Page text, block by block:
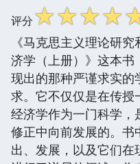
评分☆☆☆☆
《马克思主义理论研
济学（上册）》这本书
现出的那种严谨求实的
求。它不仅仅是在传
经济学作为一门科学，
修正中向前发展的。书
出、发展，以及它们